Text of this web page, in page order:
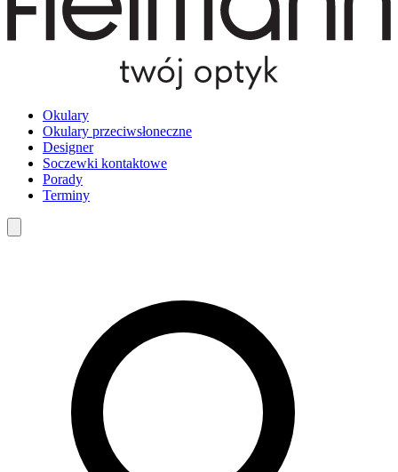
Okulary
Okulary przeciwsłoneczne
Designer
Soczewki kontaktowe
Porady
Terminy